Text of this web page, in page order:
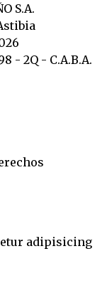
S.A.
- 2Q - C.A.B.A.
adipisicing